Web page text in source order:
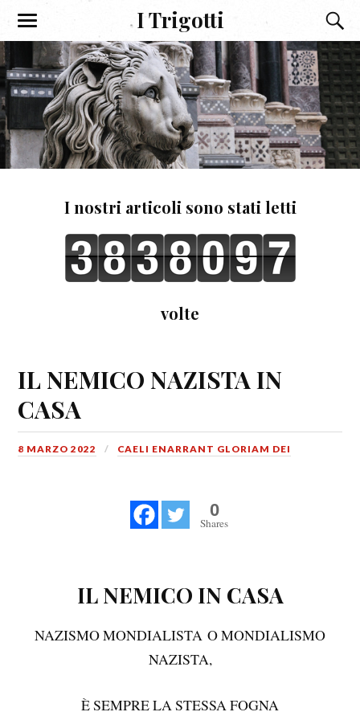
I Trigotti
I nostri articoli sono stati letti
volte
IL NEMICO NAZISTA IN
CASA
8 MARZO 2022 CAELI ENARRANT GLORIAM DEI
0
Shares
IL NEMICO IN CASA
NAZISMO MONDIALISTA O MONDIALISMO
NAZISTA,
È SEMPRE LA STESSA FOGNA